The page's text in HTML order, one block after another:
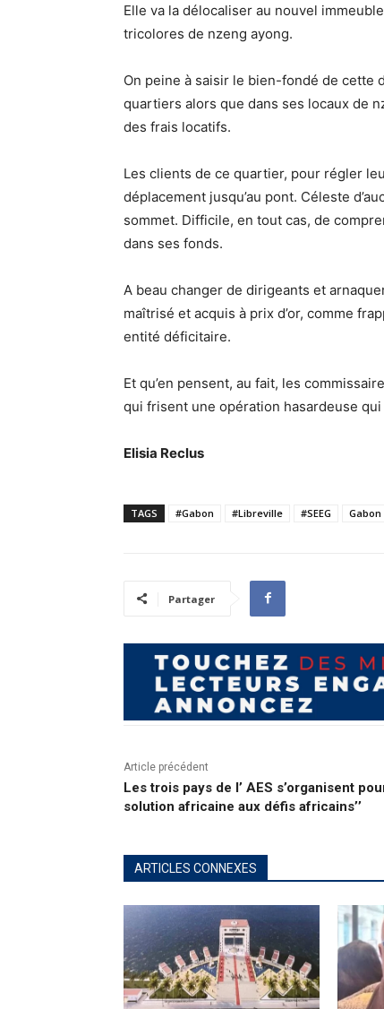
Elle va la délocaliser au nouvel
tricolores de nzeng ayong.
On peine à saisir le bien-fondé de cette
quartiers alors que dans ses locaux de
des frais locatifs.
Les clients de ce quartier, pour régler
déplacement jusqu’au pont. Céleste
sommet. Difficile, en tout cas, de
dans ses fonds.
A beau changer de dirigeants et
maîtrisé et acquis à prix d’or, comme
entité déficitaire.
Et qu’en pensent, au fait, les
qui frisent une opération hasardeuse qui
Elisia Reclus
TAGS #Gabon #Libreville #SEEG
Partager
Article précédent
Les trois pays de l’ AES s’organisent
solution africaine aux défis africains’’
ARTICLES CONNEXES